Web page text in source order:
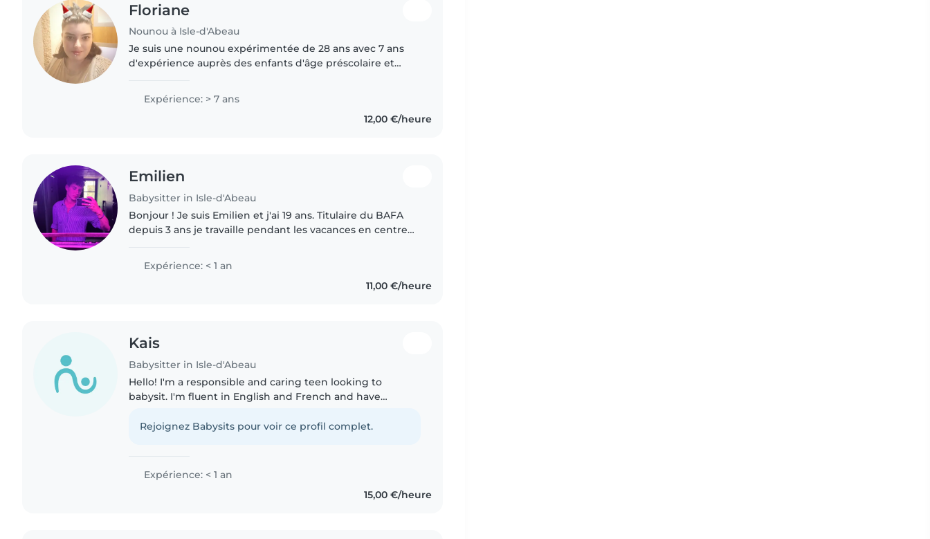
Floriane
Nounou à Isle-d'Abeau
Je suis une nounou expérimentée de 28 ans avec 7 ans
d'expérience auprès des enfants d'âge préscolaire et
faire la lecture,..
Expérience: > 7 ans
12,00 €/heure
Emilien
Babysitter in Isle-d'Abeau
Bonjour ! Je suis Emilien et j'ai 19 ans. Titulaire du BAFA
depuis 3 ans je travaille pendant les vacances en centre
camping..
Expérience: < 1 an
11,00 €/heure
Kais
Babysitter in Isle-d'Abeau
Hello! I'm a responsible and caring teen looking to
babysit. I'm fluent in English and French and have
reading, and music and..
Rejoignez Babysits pour voir ce profil complet.
Expérience: < 1 an
15,00 €/heure